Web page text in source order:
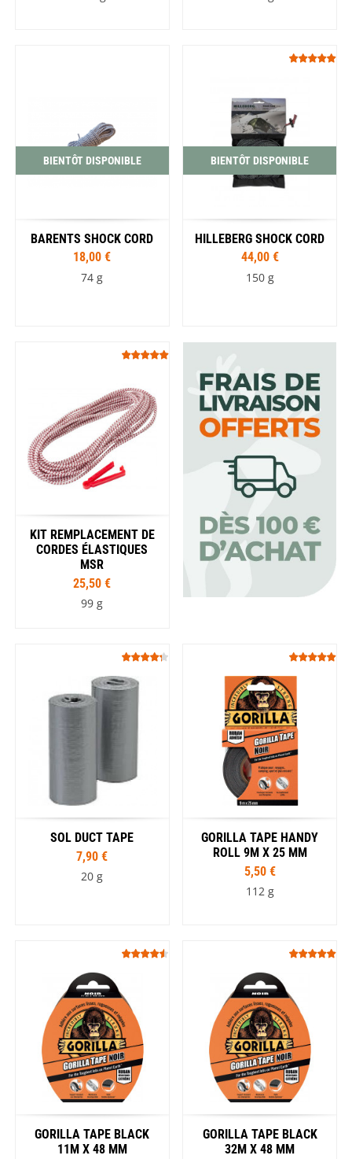
BIENTÔT DISPONIBLE
BARENTS SHOCK CORD
18,00 €
74 g
BIENTÔT DISPONIBLE
HILLEBERG SHOCK CORD
44,00 €
150 g
KIT REMPLACEMENT DE
CORDES ÉLASTIQUES
MSR
25,50 €
99 g
SOL DUCT TAPE
7,90 €
20 g
GORILLA TAPE HANDY
ROLL 9M X 25 MM
5,50 €
112 g
GORILLA TAPE BLACK
11M X 48 MM
GORILLA TAPE BLACK
32M X 48 MM